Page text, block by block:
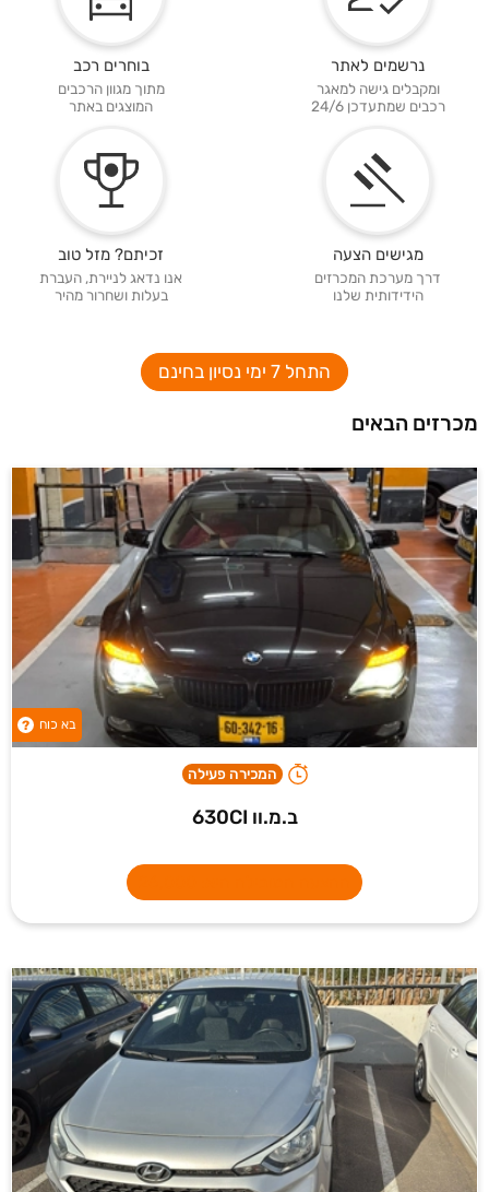
נרשמים לאתר
ומקבלים גישה למאגר
רכבים שמתעדכן 24/6
בוחרים רכב
מתוך מגוון הרכבים
המוצגים באתר
מגישים הצעה
דרך מערכת המכרזים
הידידותית שלנו
זכיתם? מזל טוב
אנו נדאג לניירת, העברת
בעלות ושחרור מהיר
התחל 7 ימי נסיון בחינם
מכרזים הבאים
בא כוח ?
המכירה פעילה
ב.מ.וו 630CI